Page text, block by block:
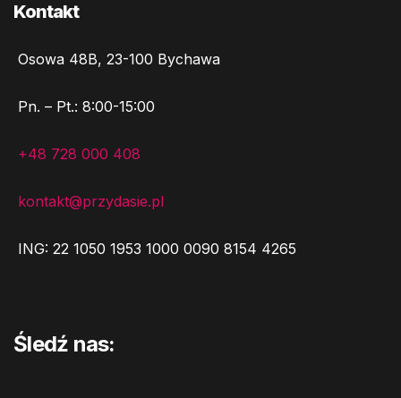
Kontakt
Osowa 48B, 23-100 Bychawa
Pn. – Pt.: 8:00-15:00
+48 728 000 408
kontakt@przydasie.pl
ING: 22 1050 1953 1000 0090 8154 4265
Śledź nas: